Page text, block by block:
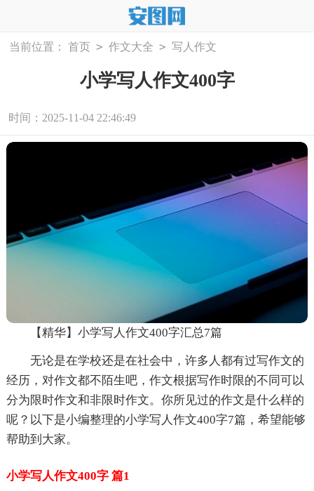
当前位置： 首页 > 作文大全 > 写人作文
小学写人作文400字
时间：2025-11-04 22:46:49
【精华】小学写人作文400字汇总7篇
无论是在学校还是在社会中，许多人都有过写作文的
经历，对作文都不陌生吧，作文根据写作时限的不同可以
分为限时作文和非限时作文。你所见过的作文是什么样的
呢？以下是小编整理的小学写人作文400字7篇，希望能够
帮助到大家。
小学写人作文400字 篇1